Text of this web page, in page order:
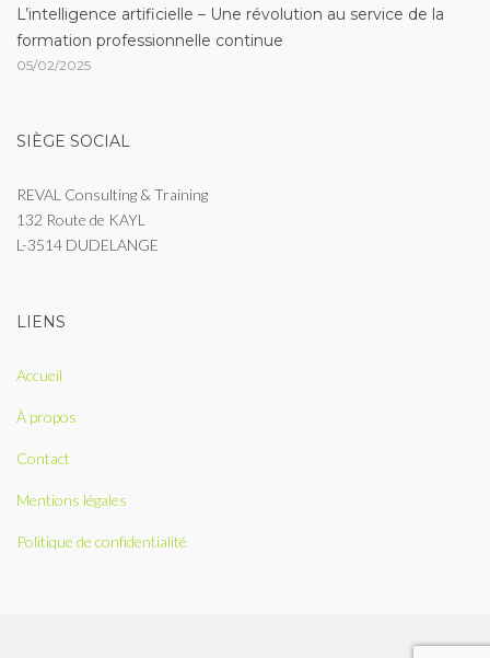
L’intelligence artificielle – Une révolution au service de la
formation professionnelle continue
05/02/2025
SIÈGE SOCIAL
REVAL Consulting & Training
132 Route de KAYL
L-3514 DUDELANGE
LIENS
Accueil
À propos
Contact
Mentions légales
Politique de confidentialité